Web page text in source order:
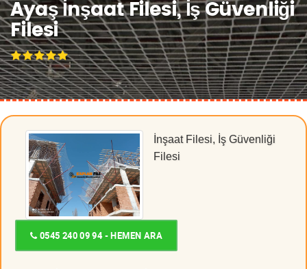
Ayaş İnşaat Filesi, İş Güvenliği
Filesi
İnşaat Filesi, İş Güvenliği
Filesi
0545 240 09 94 - HEMEN ARA